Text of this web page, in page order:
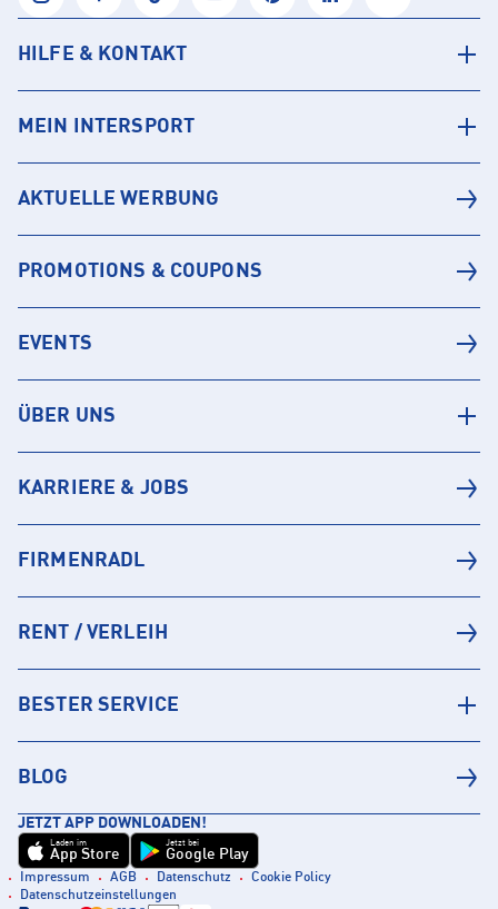
HILFE & KONTAKT
MEIN INTERSPORT
AKTUELLE WERBUNG
PROMOTIONS & COUPONS
EVENTS
ÜBER UNS
KARRIERE & JOBS
FIRMENRADL
RENT / VERLEIH
BESTER SERVICE
BLOG
JETZT APP DOWNLOADEN!
Laden im
App Store
Jetzt bei
Google Play
Impressum AGB Datenschutz
Cookie Policy
Datenschutzeinstellungen